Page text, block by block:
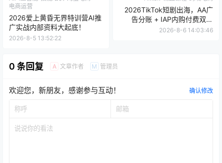
电商运营
2026爱上黄昏无界特训营AI推
广实战内部资料大起底！
2026-8-5 13:52:22
2026TikTok短剧出海，AA广
告分账 + IAP内购付费双模
式！
2026-8-6 14:03:46
0 条回复 A 文章作者 M 管理员
欢迎您，新朋友，感谢参与互动！ 确认修改